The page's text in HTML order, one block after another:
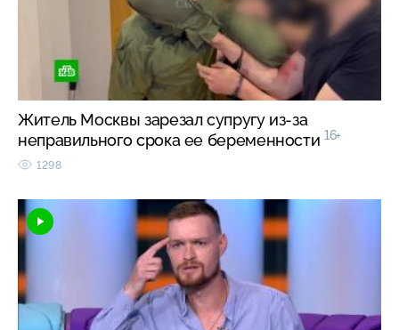
Житель Москвы зарезал супругу из-за
неправильного срока ее беременности 16+
1298